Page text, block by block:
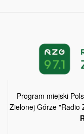
Program miejski
Zielonej Górze "Radio